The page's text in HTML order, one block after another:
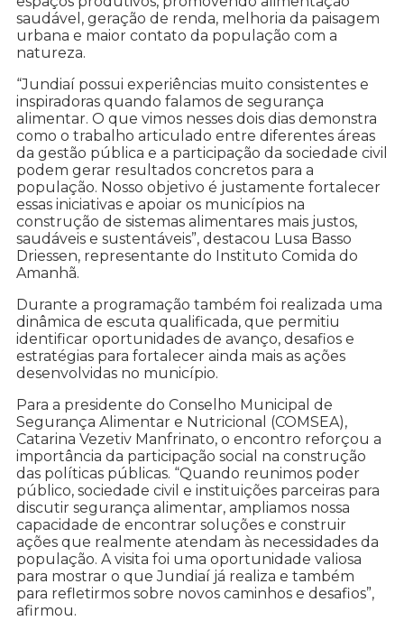
saudável, geração de renda, melhoria da paisagem
urbana e maior contato da população com a
natureza.
“Jundiaí possui experiências muito consistentes e
inspiradoras quando falamos de segurança
alimentar. O que vimos nesses dois dias demonstra
como o trabalho articulado entre diferentes áreas
da gestão pública e a participação da sociedade civil
podem gerar resultados concretos para a
população. Nosso objetivo é justamente fortalecer
essas iniciativas e apoiar os municípios na
construção de sistemas alimentares mais justos,
saudáveis e sustentáveis”, destacou Lusa Basso
Driessen, representante do Instituto Comida do
Amanhã.
Durante a programação também foi realizada uma
dinâmica de escuta qualificada, que permitiu
identificar oportunidades de avanço, desafios e
estratégias para fortalecer ainda mais as ações
desenvolvidas no município.
Para a presidente do Conselho Municipal de
Segurança Alimentar e Nutricional (COMSEA),
Catarina Vezetiv Manfrinato, o encontro reforçou a
importância da participação social na construção
das políticas públicas. “Quando reunimos poder
público, sociedade civil e instituições parceiras para
discutir segurança alimentar, ampliamos nossa
capacidade de encontrar soluções e construir
ações que realmente atendam às necessidades da
população. A visita foi uma oportunidade valiosa
para mostrar o que Jundiaí já realiza e também
para refletirmos sobre novos caminhos e desafios”,
afirmou.